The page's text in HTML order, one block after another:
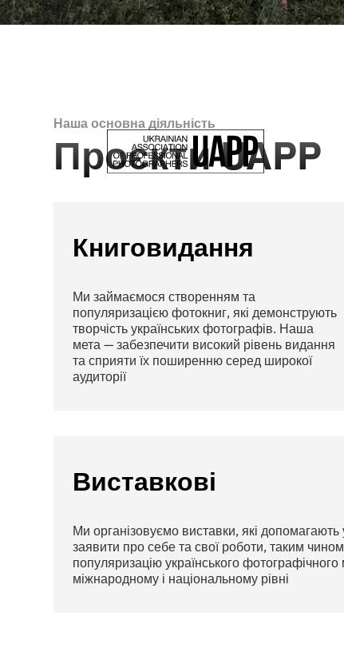
Наша основна діяльність
Проєкти UAPP
Виставкові
Ми організовуємо виставки, які
заявити про себе та свої роботи, таким
популяризацію українського
міжнародному і національному рівні
Книговидання
Ми займаємося створенням та
популяризацією фотокниг, які демонструють
творчість українських фотографів. Наша
мета — забезпечити високий рівень видання
та сприяти їх поширенню серед широкої
аудиторії